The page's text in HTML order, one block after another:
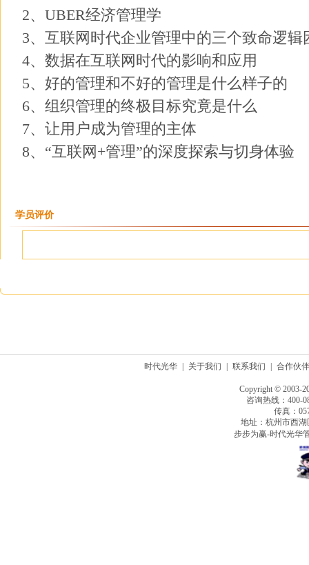
2、UBER经济管理学
3、互联网时代企业管理中的三个致命逻辑
4、数据在互联网时代的影响和应用
5、好的管理和不好的管理是什么样子的
6、组织管理的终极目标究竟是什么
7、让用户成为管理的主体
8、“互联网+管理”的深度探索与切身体验
学员评价
时代光华 关于我们 联系我们 合作伙伴
Copyright © 2003-
咨询热线：400-
传真：
地址：杭州市西
步步为赢-时代光华